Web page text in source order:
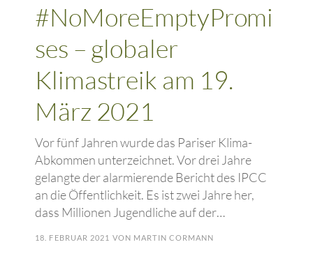
#NoMoreEmptyPromi
ses – globaler
Klimastreik am 19.
März 2021
Vor fünf Jahren wurde das Pariser Klima-
Abkommen unterzeichnet. Vor drei Jahre
gelangte der alarmierende Bericht des IPCC
an die Öffentlichkeit. Es ist zwei Jahre her,
dass Millionen Jugendliche auf der…
18. FEBRUAR 2021 VON MARTIN CORMANN